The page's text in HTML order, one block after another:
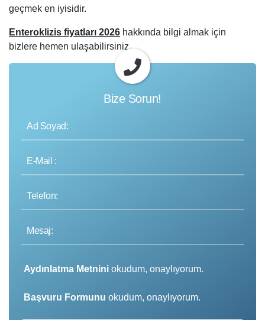
geçmek en iyisidir.
Enteroklizis fiyatları 2026 hakkında bilgi almak için
bizlere hemen ulaşabilirsiniz.
Bize Sorun!
Aydınlatma Metnini okudum, onaylıyorum.
Başvuru Formunu okudum, onaylıyorum.